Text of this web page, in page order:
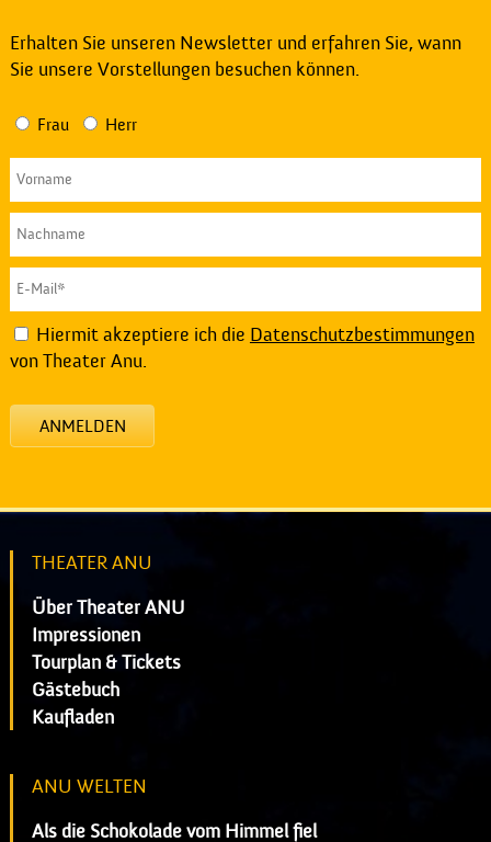
Erhalten Sie unseren Newsletter und erfahren Sie, wann
Sie unsere Vorstellungen besuchen können.
Frau Herr
Hiermit akzeptiere ich die Datenschutzbestimmungen
von Theater Anu.
ANMELDEN
THEATER ANU
Über Theater ANU
Impressionen
Tourplan & Tickets
Gästebuch
Kaufladen
ANU WELTEN
Als die Schokolade vom Himmel fiel